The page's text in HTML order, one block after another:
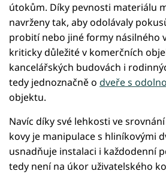
útokům. Díky pevnosti materiálu
navrženy tak, aby odolávaly
probití nebo jiné formy násilného
kriticky důležité v komerčních
kancelářských budovách i
tedy jednoznačně o dveře s
objektu.
Navíc díky své lehkosti ve
kovy je manipulace s hliníkovými
usnadňuje instalaci i každodenní
tedy není na úkor uživatelského